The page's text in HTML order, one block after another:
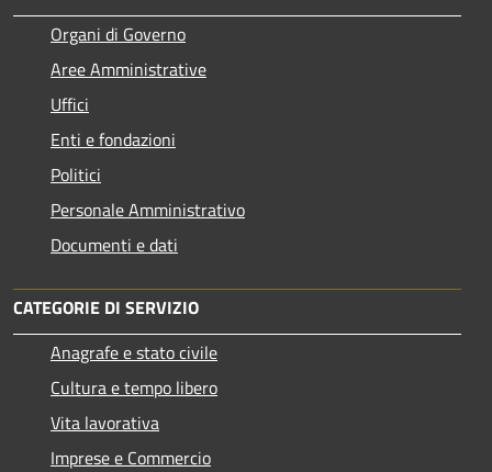
Organi di Governo
Aree Amministrative
Uffici
Enti e fondazioni
Politici
Personale Amministrativo
Documenti e dati
CATEGORIE DI SERVIZIO
Anagrafe e stato civile
Cultura e tempo libero
Vita lavorativa
Imprese e Commercio